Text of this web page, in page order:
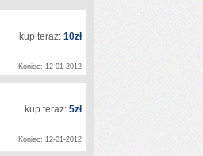
kup teraz: 10zł
Koniec: 12-01-2012
kup teraz: 5zł
Koniec: 12-01-2012